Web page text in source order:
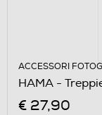
ACCESSORI
HAMA -
€ 27,90